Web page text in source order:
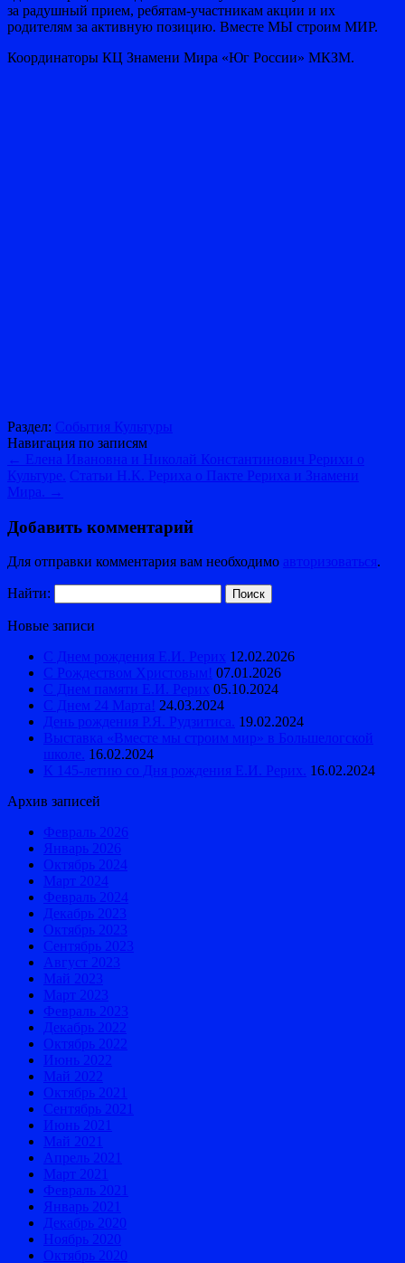
за радушный прием, ребятам-участникам акции и их
родителям за активную позицию. Вместе МЫ строим МИР.
Координаторы КЦ Знамени Мира «Юг России» МКЗМ.
Раздел: События Культуры
Навигация по записям
← Елена Ивановна и Николай Константинович Рерихи о
Культуре. Статьи Н.К. Рериха о Пакте Рериха и Знамени
Мира. →
Добавить комментарий
Для отправки комментария вам необходимо авторизоваться.
Найти:
Новые записи
С Днем рождения Е.И. Рерих 12.02.2026
С Рождеством Христовым! 07.01.2026
С Днем памяти Е.И. Рерих 05.10.2024
С Днем 24 Марта! 24.03.2024
День рождения Р.Я. Рудзитиса. 19.02.2024
Выставка «Вместе мы строим мир» в Большелогской
школе. 16.02.2024
К 145-летию со Дня рождения Е.И. Рерих. 16.02.2024
Архив записей
Февраль 2026
Январь 2026
Октябрь 2024
Март 2024
Февраль 2024
Декабрь 2023
Октябрь 2023
Сентябрь 2023
Август 2023
Май 2023
Март 2023
Февраль 2023
Декабрь 2022
Октябрь 2022
Июнь 2022
Май 2022
Октябрь 2021
Сентябрь 2021
Июнь 2021
Май 2021
Апрель 2021
Март 2021
Февраль 2021
Январь 2021
Декабрь 2020
Ноябрь 2020
Октябрь 2020